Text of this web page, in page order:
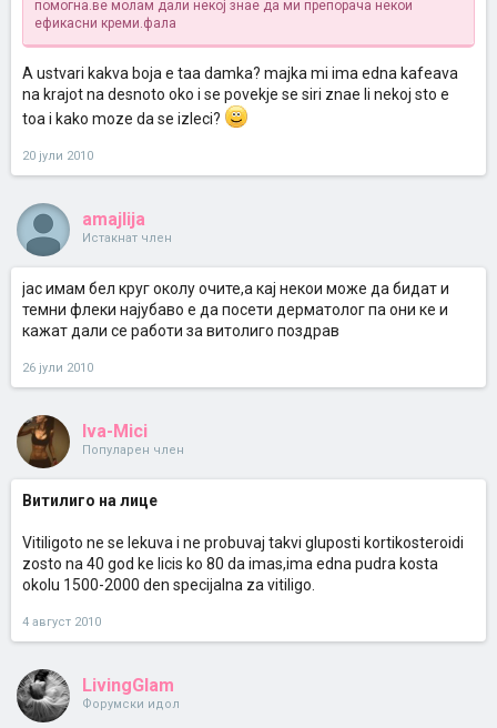
помогна.ве молам дали некој знае да ми препорача некои
ефикасни креми.фала
A ustvari kakva boja e taa damka? majka mi ima edna kafeava
na krajot na desnoto oko i se povekje se siri znae li nekoj sto e
toa i kako moze da se izleci?
20 јули 2010
amajlija
Истакнат член
јас имам бел круг околу очите,а кај некои може да бидат и
темни флеки најубаво е да посети дерматолог па они ке и
кажат дали се работи за витолиго поздрав
26 јули 2010
Iva-Mici
Популарен член
Витилиго на лице
Vitiligoto ne se lekuva i ne probuvaj takvi gluposti kortikosteroidi
zosto na 40 god ke licis ko 80 da imas,ima edna pudra kosta
okolu 1500-2000 den specijalna za vitiligo.
4 август 2010
LivingGlam
Форумски идол